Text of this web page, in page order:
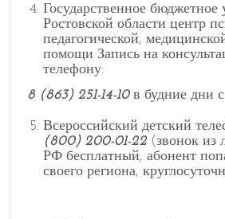
Государственное бюджетное
Ростовской области центр
педагогической,
помощи Запись на
телефону:
8 (863) 251-14-10в будние дни
Всероссийский детский
(800) 200-01-22 (звонок из
РФ бесплатный, абонент
своего региона,